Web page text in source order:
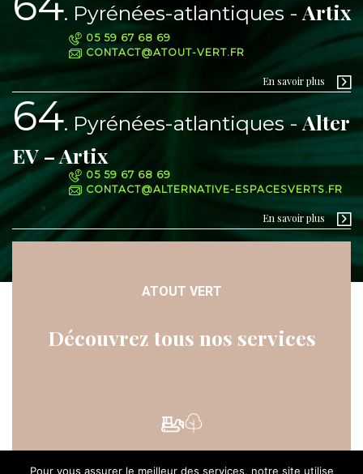
Pyrénées-atlantiques Artix
05 59 67 68 69
CONTACT@ATOUT-VERT.FR
En savoir plus
64 Pyrénées-atlantiques Alter
EV – Artix
05 59 67 68 69
CONTACT@ALTERNATIVE-ESPACESVERTS.FR
En savoir plus
ATOUT VERT
Découvrez tous nos services
Pour vous assurer le meilleur des services, notre site utilise